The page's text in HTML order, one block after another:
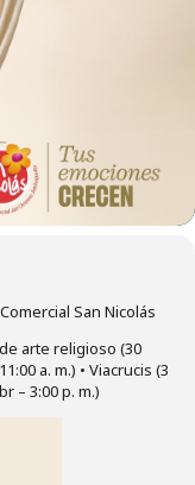
San Nicolás
arte religioso (30
a. m.) • Viacrucis (3
– 3:00 p. m.)​